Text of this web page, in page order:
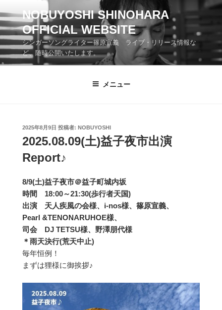
ン
テ
ン
ツ
へ
NOBUYOSHI SHINOHARA
OFFICIAL WEBSITE
シンガーソングライター篠原宣義 ライブ・リリース情報な
ど、随時公開いたします。
メニュー
投
稿
日:
2025年8月9日 投稿者: NOBUYOSHI
2025.08.09(土)益子夜市出演
Report♪
8/9(土)益子夜市＠益子町城内坂
時間 18:00～21:30(歩行者天国)
出演 天人疾風の会様、i-nos様、篠原宣義、
Pearl &TENONARUHOE様、
司会 DJ TETSU様、野澤朋代様
＊雨天決行(荒天中止)
毎年恒例！
まずは狸様に御挨拶♪